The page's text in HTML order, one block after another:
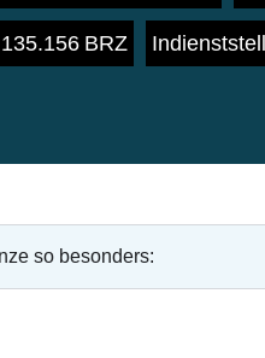
BRZ
so besonders: